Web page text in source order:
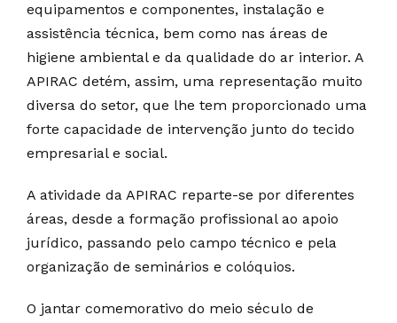
equipamentos e componentes, instalação e
assistência técnica, bem como nas áreas de
higiene ambiental e da qualidade do ar interior. A
APIRAC detém, assim, uma representação muito
diversa do setor, que lhe tem proporcionado uma
forte capacidade de intervenção junto do tecido
empresarial e social.
A atividade da APIRAC reparte-se por diferentes
áreas, desde a formação profissional ao apoio
jurídico, passando pelo campo técnico e pela
organização de seminários e colóquios.
O jantar comemorativo do meio século de